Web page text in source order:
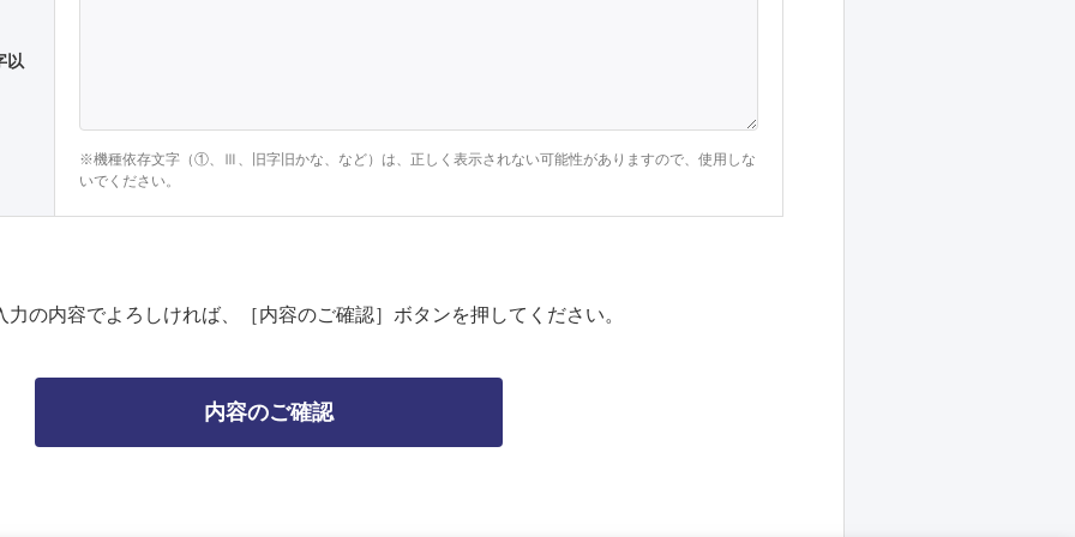
以
※機種依存文字（①、Ⅲ、旧字旧かな、など）は、正しく表示されない可能性がありますので、使用しな
いでください。
力の内容でよろしければ、［内容のご確認］ボタンを押してください。
内容のご確認